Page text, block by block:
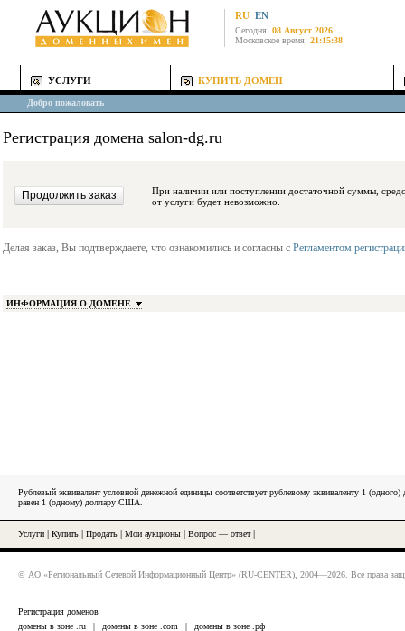
RU EN
Сегодня: 08 Август 2026
Московское время: 21:15:38
УСЛУГИ КУПИТЬ ДОМЕН
Добро пожаловать
Регистрация домена salon-dg.ru
При наличии или поступлении достаточной суммы, средства будут
от услуги будет невозможно.
Делая заказ, Вы подтверждаете, что ознакомились и согласны с Регламентом
ИНФОРМАЦИЯ О ДОМЕНЕ
Рублевый эквивалент условной денежной единицы соответствует рублевому эквиваленту 1
равен 1 (одному) доллару США.
Услуги Купить Продать Мои аукционы Вопрос — ответ|
© АО «Региональный Сетевой Информационный Центр» (RU-CENTER), 2004—2026. Все права
Регистрация доменов
домены в зоне .ru
| домены в зоне .com | домены в зоне .рф